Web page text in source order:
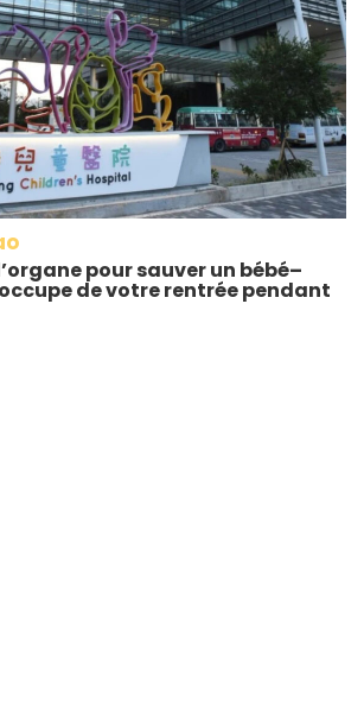
pour sauver un bébé–
de votre rentrée pendant